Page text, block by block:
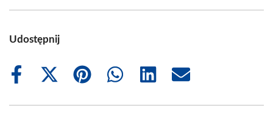
Udostępnij
Share
Share
(Twitter)
Share
Share
Share
Share